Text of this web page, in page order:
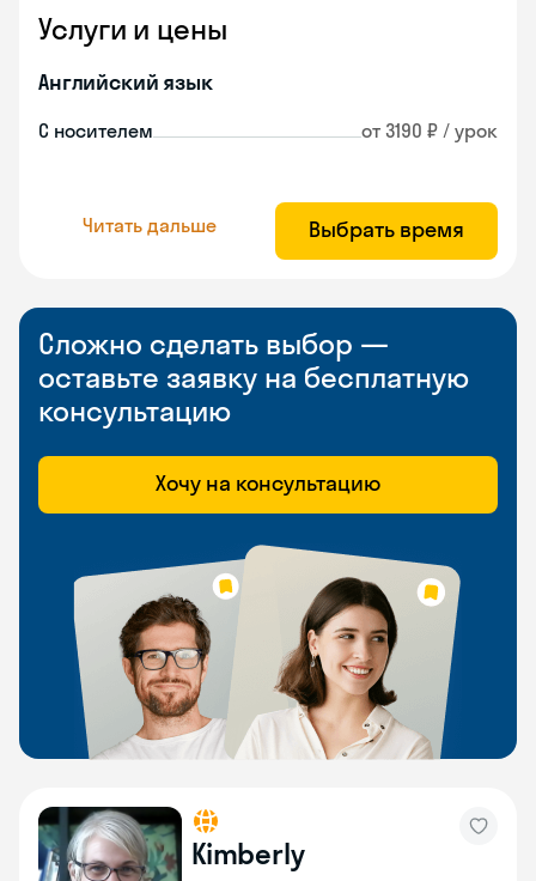
Услуги и цены
Английский язык
С носителем от 3190 ₽ / урок
Читать дальше Выбрать время
Сложно сделать выбор —
оставьте заявку на бесплатную
консультацию
Хочу на консультацию
Kimberly